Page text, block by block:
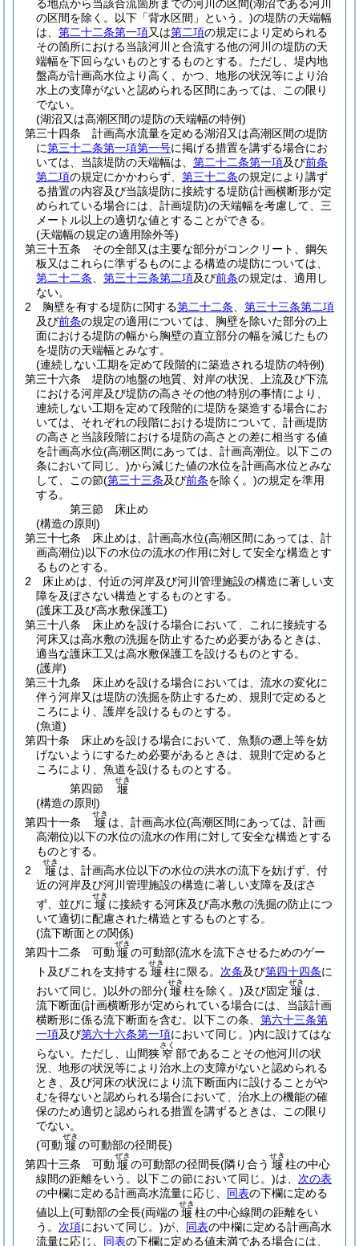
る地点から当該合流箇所までの河川の区間(湖沼である河川
の区間を除く。以下「背水区間」という。)の堤防の天端幅
は、 第二十二条第一項又は第二項の規定により定められる
その箇所における当該河川と合流する他の河川の堤防の天
端幅を下回らないものとするものとする。 ただし、堤内地
盤高が計画高水位より高く、かつ、地形の状況等により治
水上の支障がないと認められる区間にあっては、この限り
でない。
(湖沼又は高潮区間の堤防の天端幅の特例)
第三十四条
計画高水流量を定める湖沼又は高潮区間の堤防
に第三十二条第一項第一号に掲げる措置を講ずる場合にお
いては、当該堤防の天端幅は、 第二十二条第一項及び前条
第二項の規定にかかわらず、 第三十二条の規定により講ず
る措置の内容及び当該堤防に接続する堤防(計画横断形が定
められている場合には、計画堤防)の天端幅を考慮して、三
メートル以上の適切な値とすることができる。
(天端幅の規定の適用除外等)
第三十五条
その全部又は主要な部分がコンクリート、鋼矢
板又はこれらに準ずるものによる構造の堤防については、
第二十二条
第三十三条第二項及び前条の規定は、適用し
ない。
2
胸壁を有する堤防に関する第二十二条
第三十三条第二項
及び前条の規定の適用については、胸壁を除いた部分の上
面における堤防の幅から胸壁の直立部分の幅を減じたもの
を堤防の天端幅とみなす。
(連続しない工期を定めて段階的に築造される堤防の特例)
第三十六条
堤防の地盤の地質、対岸の状況、上流及び下流
における河岸及び堤防の高さその他の特別の事情により、
連続しない工期を定めて段階的に堤防を築造する場合にお
いては、それぞれの段階における堤防について、計画堤防
の高さと当該段階における堤防の高さとの差に相当する値
を計画高水位(高潮区間にあっては、計画高潮位。以下この
条において同じ。)から減じた値の水位を計画高水位とみな
して、この節(第三十三条及び前条を除く。)の規定を準用
する。
第三節
床止め
(構造の原則)
第三十七条
床止めは、計画高水位(高潮区間にあっては、計
画高潮位)以下の水位の流水の作用に対して安全な構造とす
るものとする。
2
床止めは、付近の河岸及び河川管理施設の構造に著しい支
障を及ぼさない構造とするものとする。
(護床工及び高水敷保護工)
第三十八条
床止めを設ける場合において、これに接続する
河床又は高水敷の洗掘を防止するため必要があるときは、
適当な護床工又は高水敷保護工を設けるものとする。
(護岸)
第三十九条
床止めを設ける場合においては、流水の変化に
伴う河岸又は堤防の洗掘を防止するため、規則で定めると
ころにより、護岸を設けるものとする。
(魚道)
第四十条
床止めを設ける場合において、魚類の遡上等を妨
げないようにするため必要があるときは、規則で定めると
ころにより、魚道を設けるものとする。
第四節
堰
せき
(構造の原則)
第四十一条
堰
せき
は、計画高水位(高潮区間にあっては、計画
高潮位)以下の水位の流水の作用に対して安全な構造とする
ものとする。
2
堰
せき
は、計画高水位以下の水位の洪水の流下を妨げず、付
近の河岸及び河川管理施設の構造に著しい支障を及ぼさ
ず、並びに 堰
せき
に接続する河床及び高水敷の洗掘の防止につ
いて適切に配慮された構造とするものとする。
(流下断面との関係)
第四十二条
可動 堰
ぜき
の可動部(流水を流下させるためのゲー
ト及びこれを支持する 堰
せき
柱に限る。 次条及び第四十四条に
おいて同じ。)以外の部分(堰
せき
柱を除く。)及び固定 堰
ぜき
は、
流下断面(計画横断形が定められている場合には、当該計画
横断形に係る流下断面を含む。以下この条、 第六十三条第
一項及び第六十六条第一項において同じ。)内に設けてはな
らない。 ただし、山間狭 窄
さく
部であることその他河川の状
況、地形の状況等により治水上の支障がないと認められる
とき、及び河床の状況により流下断面内に設けることがや
むを得ないと認められる場合において、治水上の機能の確
保のため適切と認められる措置を講ずるときは、この限り
でない。
(可動 堰
ぜき
の可動部の径間長)
第四十三条
可動 堰
ぜき
の可動部の径間長(隣り合う 堰
せき
柱の中心
線間の距離をいう。以下この節において同じ。)は、 次の表
の中欄に定める計画高水流量に応じ、 同表の下欄に定める
値以上(可動部の全長(両端の堰
せき
柱の中心線間の距離をい
う。 次項において同じ。)が、 同表の中欄に定める計画高水
流量に応じ、 同表の下欄に定める値未満である場合には、